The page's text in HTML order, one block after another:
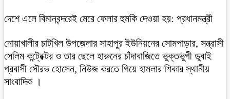
দেশে এলে বিমানবন্দরেই মেরে ফেলার হুমকি দেওয়া হয়: প্রধানমন্ত্রী
নোয়াখালীর চাটখিল উপজেলার সাহাপুর ইউনিয়নের সোমপাড়ার, সন্ত্রাসী
সেলিম কন্ট্রেক্টর ও তার ছেলে হারুনের চাঁদাবাজিতে ভুক্তভুগী ডুবাই
প্রবাসী সৌরভ হোসেন, নিউজ করতে গিয়ে হামলার শিকার স্থানীয়
সাংবাদিক ।